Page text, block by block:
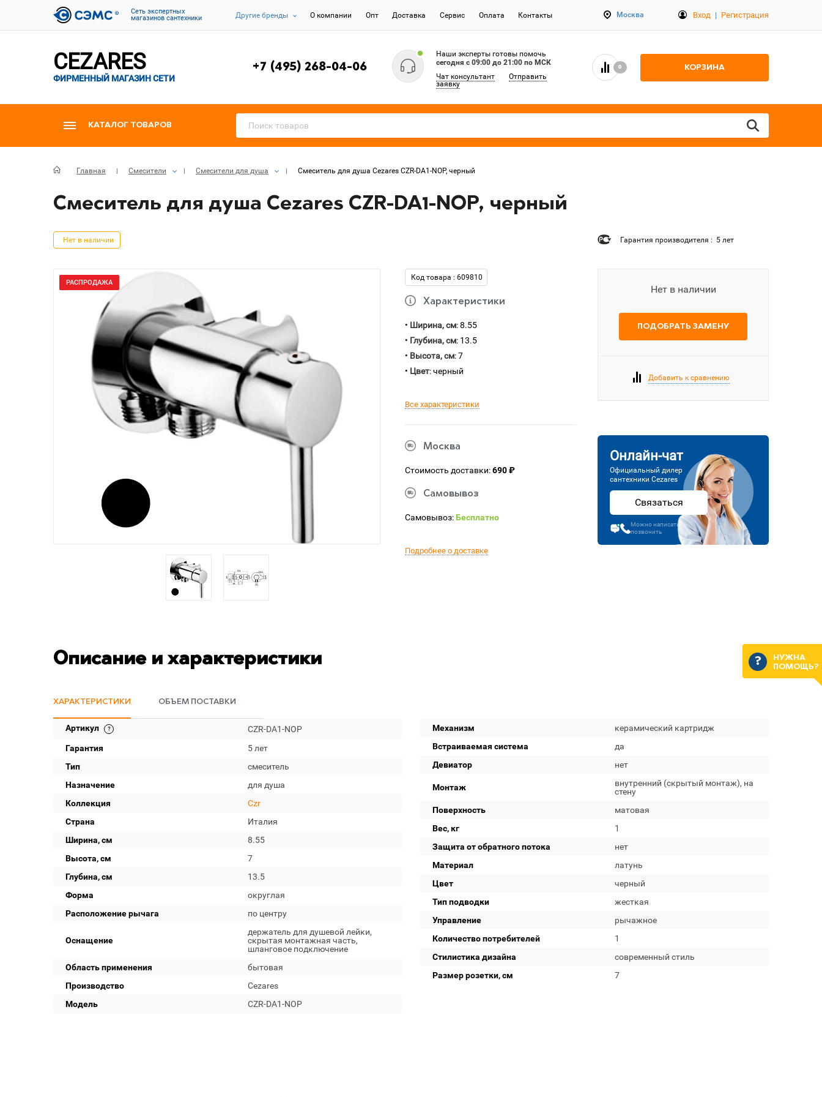
Cеть экспертных
магазинов сантехники
Другие бренды О компании Опт Доставка Сервис Оплата Контакты Москва Вход | Регистрация
CEZARES
ФИРМЕННЫЙ МАГАЗИН СЕТИ
+7 (495) 268-04-06
Наши эксперты готовы помочь
сегодня c 09:00 до 21:00 по МСК
Чат консультант
Отправить
заявку
0 КОРЗИНА
КАТАЛОГ ТОВАРОВ
Главная Смесители Смесители для душа Смеситель для душа Cezares CZR-DA1-NOP, черный
Смеситель для душа Cezares CZR-DA1-NOP, черный
Нет в наличии Гарантия производителя : 5 лет
РАСПРОДАЖА
Код товара : 609810
Характеристики
• Ширина, см: 8.55
• Глубина, см: 13.5
• Высота, см: 7
• Цвет: черный
Все характеристики
Москва
Стоимость доставки:690 ₽
Самовывоз
Самовывоз:Бесплатно
Подробнее о доставке
Нет в наличии
ПОДОБРАТЬ ЗАМЕНУ
Добавить к сравнению
Онлайн-чат
Официальный дилер
сантехники Cezares
Связаться
Можно написать или
позвонить
Описание и характеристики
ХАРАКТЕРИСТИКИ ОБЪЕМ ПОСТАВКИ
Артикул
CZR-DA1-NOP
Гарантия
5 лет
Тип
смеситель
Назначение
для душа
Коллекция
Czr
Страна
Италия
Ширина, см
8.55
Высота, см
7
Глубина, см
13.5
Форма
округлая
Расположение рычага
по центру
Оснащение
держатель для душевой лейки,
скрытая монтажная часть,
шланговое подключение
Область применения
бытовая
Производство
Cezares
Модель
CZR-DA1-NOP
Механизм
керамический картридж
Встраиваемая система
да
Девиатор
нет
Монтаж
внутренний (скрытый монтаж), на
стену
Поверхность
матовая
Вес, кг
1
Защита от обратного потока
нет
Материал
латунь
Цвет
черный
Тип подводки
жесткая
Управление
рычажное
Количество потребителей
1
Стилистика дизайна
современный стиль
Размер розетки, см
7
НУЖНА
ПОМОЩЬ?